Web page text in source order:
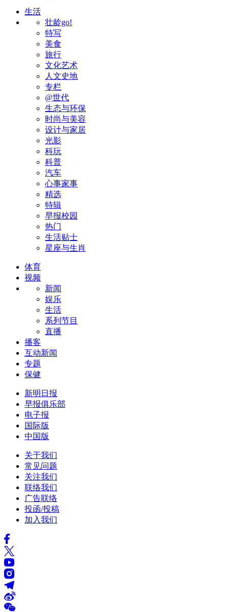
生活
壮龄go!
特写
美食
旅行
文化艺术
人文史地
专栏
@世代
生态与环保
时尚与美容
设计与家居
光影
科玩
科普
汽车
心事家事
精选
特辑
早报校园
热门
生活贴士
星座与生肖
体育
视频
新闻
娱乐
生活
系列节目
直播
播客
互动新闻
专题
保健
新明日报
早报俱乐部
电子报
国际版
中国版
关于我们
常见问题
关注我们
联络我们
广告联络
投函/投稿
加入我们